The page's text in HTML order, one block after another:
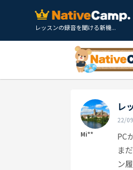
レッスンの録音を聞ける新機...
Mi**
レ
22/
PC
ま
ン